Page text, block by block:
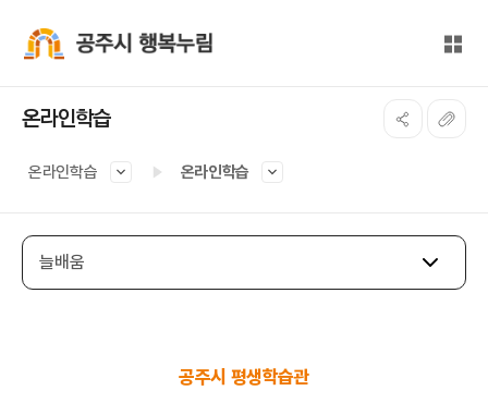
전체
온라인학습
온라인학습 온라인학습
늘배움
공주시 평생학습관